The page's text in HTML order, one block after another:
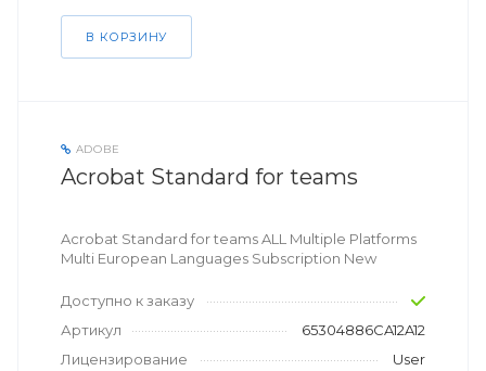
В КОРЗИНУ
ADOBE
Acrobat Standard for teams
Acrobat Standard for teams ALL Multiple Platforms
Multi European Languages Subscription New
Доступно к заказу
Артикул
65304886CA12A12
Лицензирование
User